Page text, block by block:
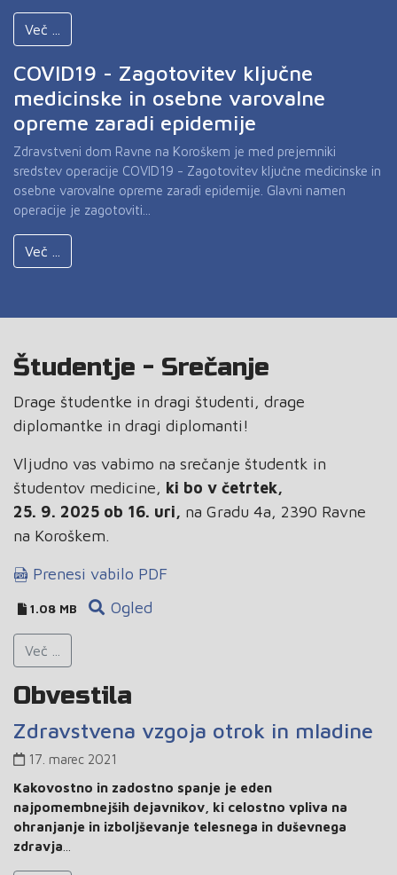
Več ...
COVID19 - Zagotovitev ključne
medicinske in osebne varovalne
opreme zaradi epidemije
Zdravstveni dom Ravne na Koroškem je med prejemniki
sredstev operacije COVID19 - Zagotovitev ključne medicinske in
osebne varovalne opreme zaradi epidemije. Glavni namen
operacije je zagotoviti...
Več ...
Študentje - Srečanje
Drage študentke in dragi študenti, drage
diplomantke in dragi diplomanti!
Vljudno vas vabimo na srečanje študentk in
študentov medicine, ki bo v četrtek,
25. 9. 2025 ob 16. uri, na Gradu 4a, 2390 Ravne
na Koroškem.
Prenesi vabilo PDF
1.08 MB Ogled
Več ...
Obvestila
Zdravstvena vzgoja otrok in mladine
17. marec 2021
Kakovostno in zadostno spanje je eden
najpomembnejših dejavnikov, ki celostno vpliva na
ohranjanje in izboljševanje telesnega in duševnega
zdravja